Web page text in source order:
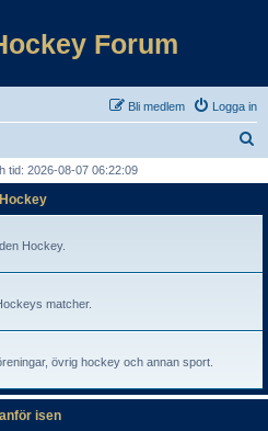
Forum
Logga in
Bli medlem
tid: 2026-08-07 06:22:09
Hockey
Hockey.
matcher.
övrig hockey och annan sport.
isen